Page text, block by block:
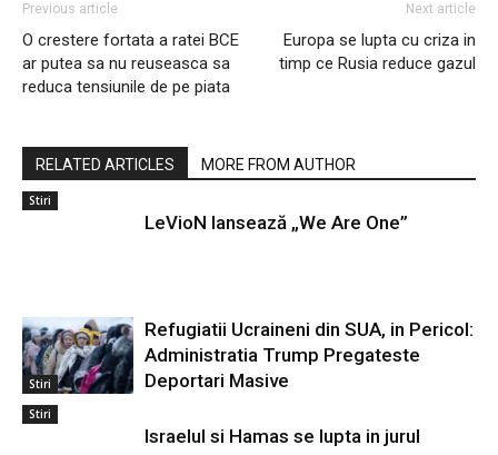
Previous article
O crestere fortata a ratei BCE
ar putea sa nu reuseasca sa
reduca tensiunile de pe piata
Next article
Europa se lupta cu criza in
timp ce Rusia reduce gazul
RELATED ARTICLES MORE FROM AUTHOR
Stiri
LeVioN lansează „We Are One”
Stiri
Refugiatii Ucraineni din SUA, in Pericol:
Administratia Trump Pregateste
Deportari Masive
Stiri
Israelul si Hamas se lupta in jurul